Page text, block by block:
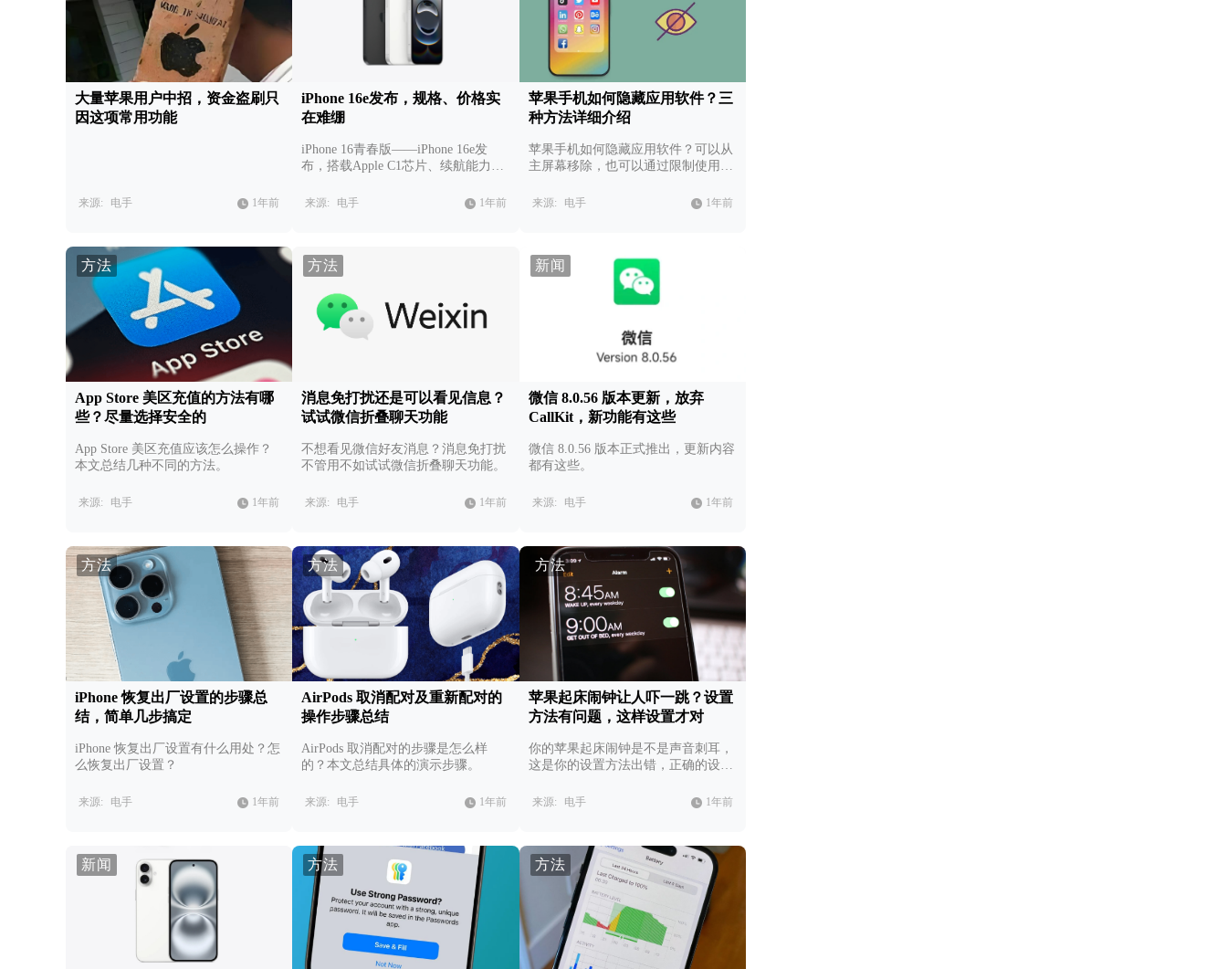
大量苹果用户中招，资金盗刷只
因这项常用功能
来源: 电手 1年前
iPhone 16e发布，规格、价格实
在难绷
iPhone 16青春版——iPhone 16e发
布，搭载Apple C1芯片、续航能力增
来源: 电手 1年前
苹果手机如何隐藏应用软件？三
种方法详细介绍
苹果手机如何隐藏应用软件？可以从
主屏幕移除，也可以通过限制使用时
来源: 电手 1年前
方法
App Store 美区充值的方法有哪
些？尽量选择安全的
App Store 美区充值应该怎么操作？
本文总结几种不同的方法。
来源: 电手 1年前
方法
消息免打扰还是可以看见信息？
试试微信折叠聊天功能
不想看见微信好友消息？消息免打扰
不管用不如试试微信折叠聊天功能。
来源: 电手 1年前
新闻
微信 8.0.56 版本更新，放弃
CallKit，新功能有这些
微信 8.0.56 版本正式推出，更新内容
都有这些。
来源: 电手 1年前
方法
iPhone 恢复出厂设置的步骤总
结，简单几步搞定
iPhone 恢复出厂设置有什么用处？怎
么恢复出厂设置？
来源: 电手 1年前
方法
AirPods 取消配对及重新配对的
操作步骤总结
AirPods 取消配对的步骤是怎么样
的？本文总结具体的演示步骤。
来源: 电手 1年前
方法
苹果起床闹钟让人吓一跳？设置
方法有问题，这样设置才对
你的苹果起床闹钟是不是声音刺耳，
这是你的设置方法出错，正确的设置
来源: 电手 1年前
新闻 方法 方法